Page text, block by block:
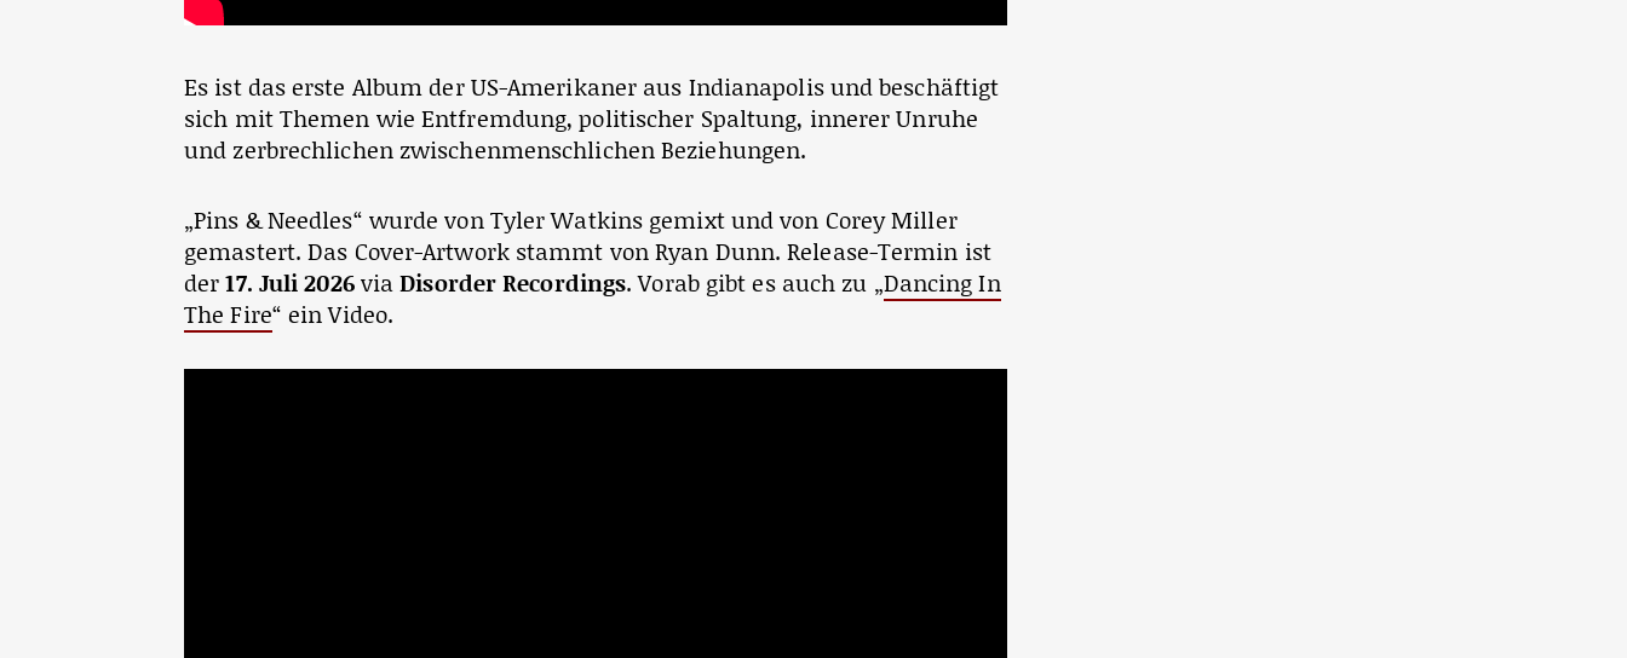
Es ist das erste Album der US-Amerikaner aus Indianapolis und beschäftigt
sich mit Themen wie Entfremdung, politischer Spaltung, innerer Unruhe
und zerbrechlichen zwischenmenschlichen Beziehungen.
„Pins & Needles“ wurde von Tyler Watkins gemixt und von Corey Miller
gemastert. Das Cover-Artwork stammt von Ryan Dunn. Release-Termin ist
der17. Juli 2026viaDisorder Recordings. Vorab gibt es auch zu „Dancing In
The Fire“ ein Video.